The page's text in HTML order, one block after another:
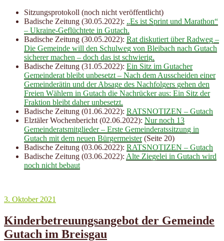
Sitzungsprotokoll (noch nicht veröffentlicht)
Badische Zeitung (30.05.2022): „Es ist Sprint und Marathon“
– Ukraine-Geflüchtete in Gutach.
Badische Zeitung (30.05.2022): Rat diskutiert über Radweg –
Die Gemeinde will den Schulweg von Bleibach nach Gutach
sicherer machen – doch das ist schwierig.
Badische Zeitung (31.05.2022): Ein Sitz im Gutacher
Gemeinderat bleibt unbesetzt – Nach dem Ausscheiden einer
Gemeinderätin und der Absage des Nachfolgers gehen den
Freien Wählern in Gutach die Nachrücker aus: Ein Sitz der
Fraktion bleibt daher unbesetzt.
Badische Zeitung (01.06.2022): RATSNOTIZEN – Gutach
Elztäler Wochenbericht (02.06.2022): Nur noch 13
Gemeinderatsmitglieder – Erste Gemeinderatssitzung in
Gutach mit dem neuen Bürgermeister(Seite 20)
Badische Zeitung (03.06.2022): RATSNOTIZEN – Gutach
Badische Zeitung (03.06.2022): Alte Ziegelei in Gutach wird
noch nicht bebaut
Veröffentlicht
3. Oktober 2021
Kinderbetreuungsangebot der Gemeinde
Gutach im Breisgau